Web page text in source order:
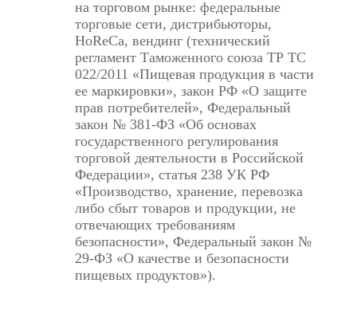
на торговом рынке: федеральные
торговые сети, дистрибьюторы,
HoReCa, вендинг (технический
регламент Таможенного союза ТР ТС
022/2011 «Пищевая продукция в части
ее маркировки», закон РФ «О защите
прав потребителей», Федеральный
закон № 381-ФЗ «Об основах
государственного регулирования
торговой деятельности в Российской
Федерации», статья 238 УК РФ
«Производство, хранение, перевозка
либо сбыт товаров и продукции, не
отвечающих требованиям
безопасности», Федеральный закон №
29-ФЗ «О качестве и безопасности
пищевых продуктов»).